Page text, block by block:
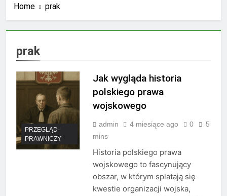
Home prak
prak
PRZEGLĄD-
PRAWNICZY
Jak wygląda historia
polskiego prawa
wojskowego
admin 4 miesiące ago 0
5
mins
Historia polskiego prawa
wojskowego to fascynujący
obszar, w którym splatają się
kwestie organizacji wojska,